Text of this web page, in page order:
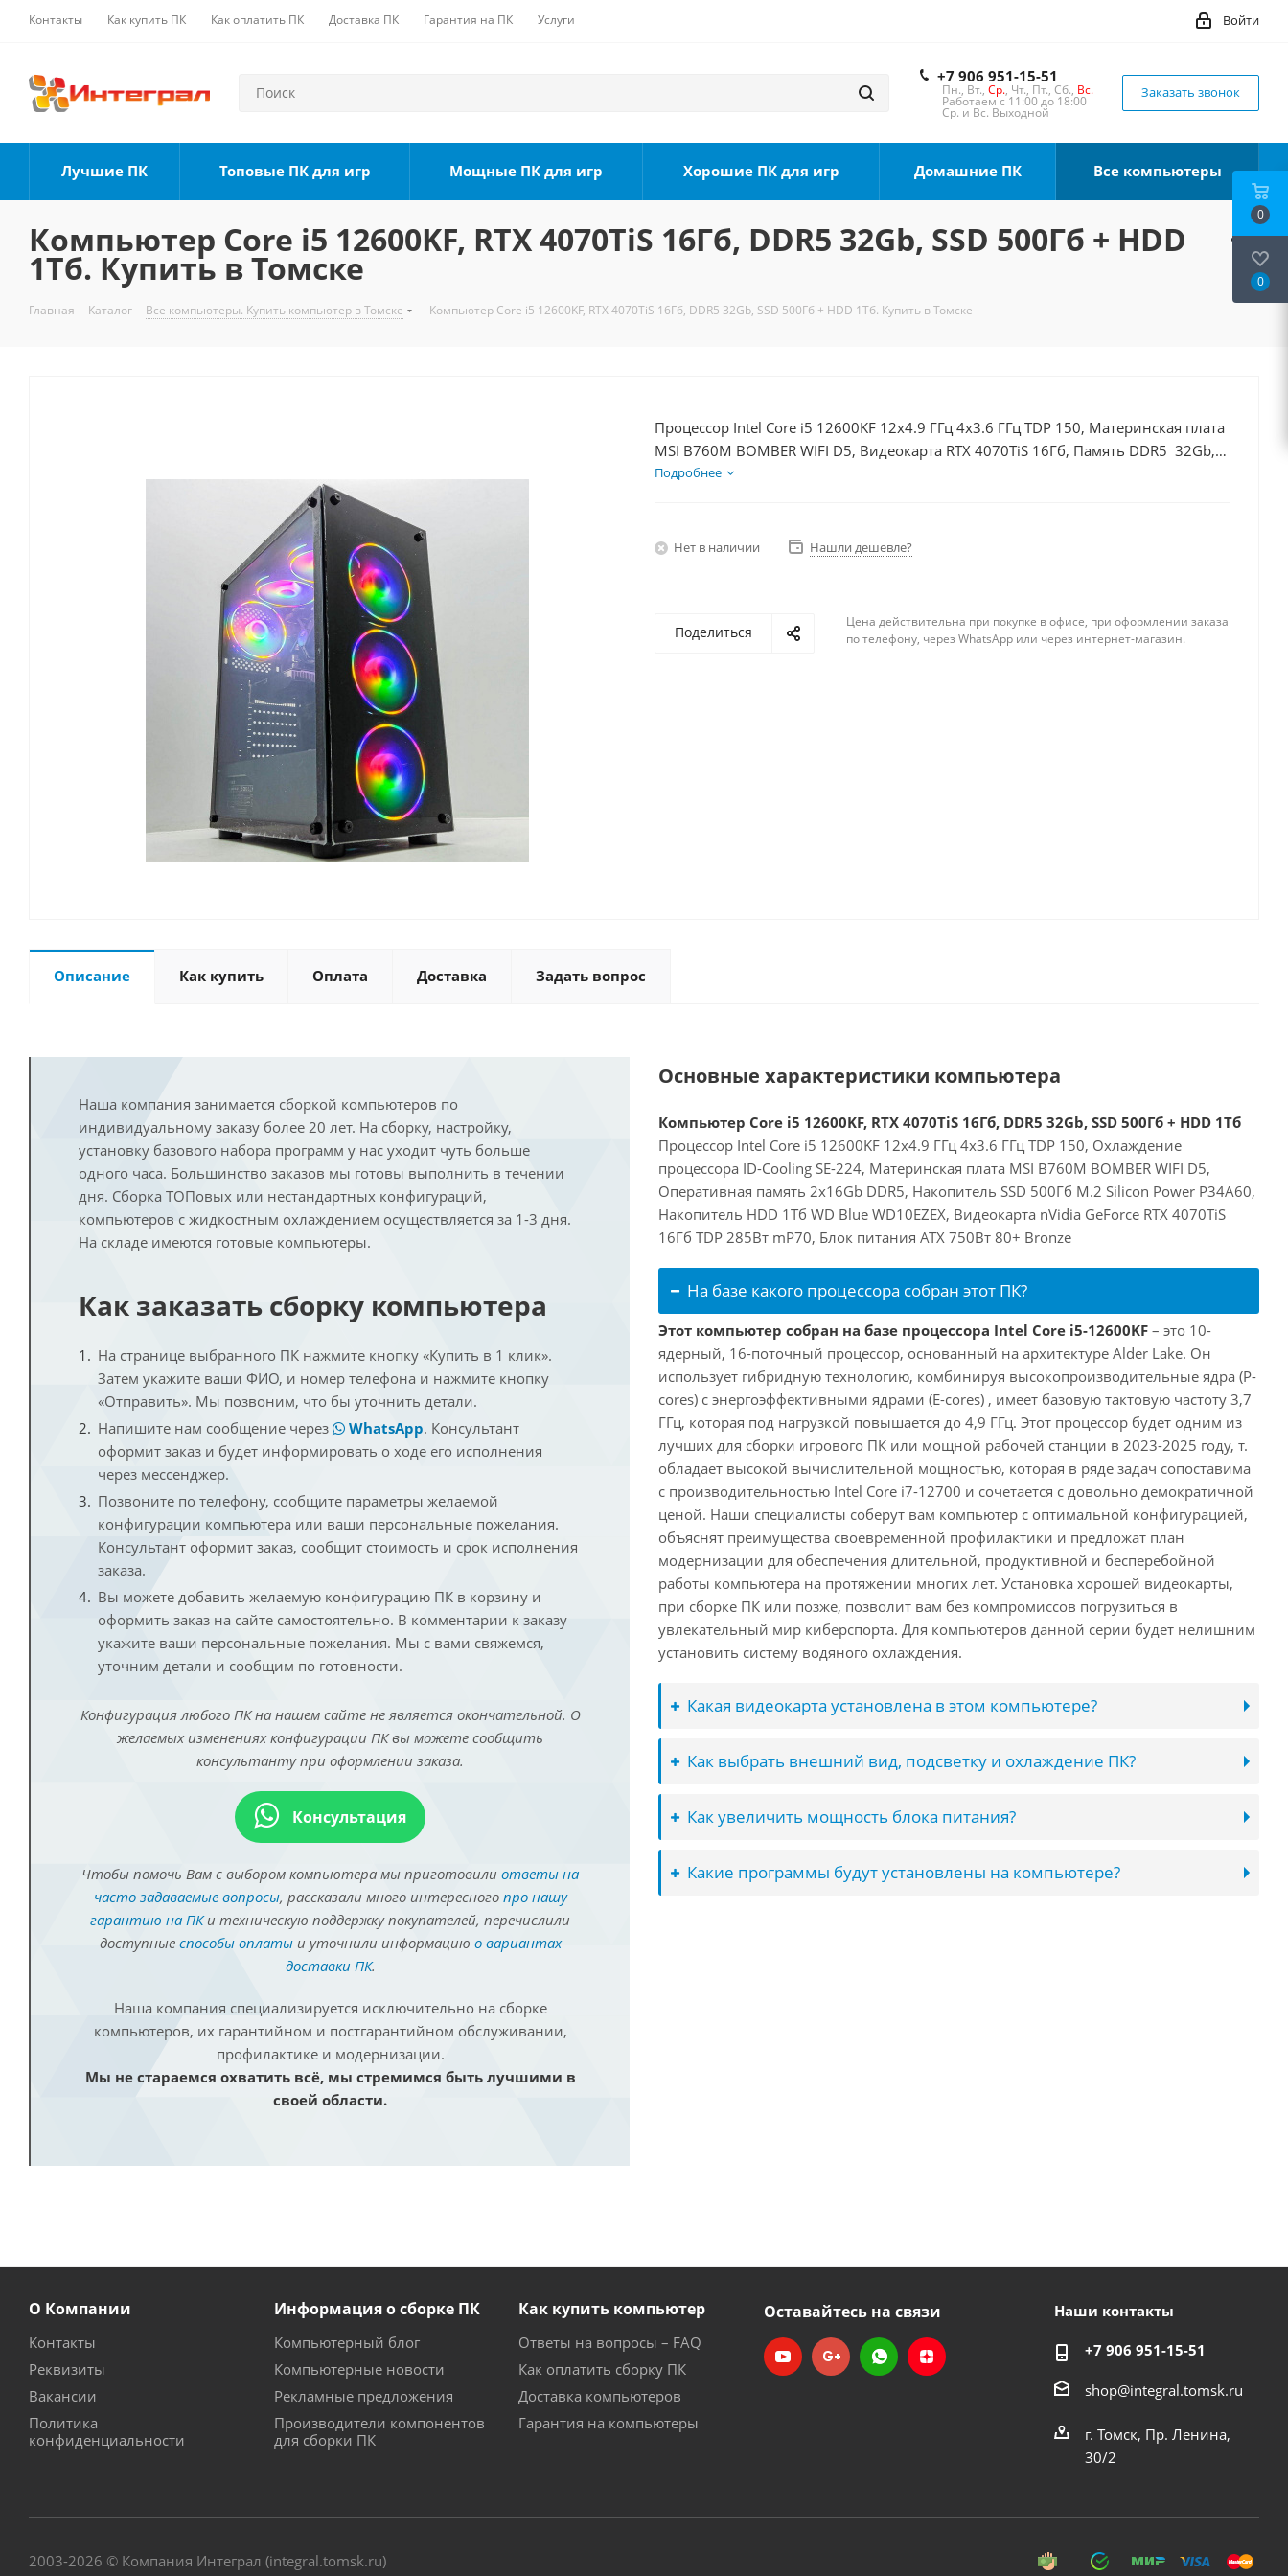
Контакты Как купить ПК Как оплатить ПК Доставка ПК Гарантия на ПК Услуги Войти
+7 906 951-15-51
Пн., Вт., Ср., Чт., Пт., Сб., Вс.
Работаем с 11:00 до 18:00
Ср. и Вс. Выходной
Заказать звонок
Лучшие ПК Топовые ПК для игр Мощные ПК для игр Хорошие ПК для игр Домашние ПК Все компьютеры
Компьютер Core i5 12600KF, RTX 4070TiS 16Гб, DDR5 32Gb, SSD 500Гб + HDD
1Тб. Купить в Томске
Главная - Каталог - Все компьютеры. Купить компьютер в Томске - Компьютер Core i5 12600KF, RTX 4070TiS 16Гб, DDR5 32Gb, SSD 500Гб + HDD 1Тб. Купить в Томске
Процессор Intel Core i5 12600KF 12x4.9 ГГц 4x3.6 ГГц TDP 150, Материнская плата
MSI B760M BOMBER WIFI D5, Видеокарта RTX 4070TiS 16Гб, Память DDR5 32Gb,
Диски SSD 500Гб + HDD 1Тб, БП 750Вт
Подробнее
Нет в наличии Нашли дешевле?
Поделиться
Цена действительна при покупке в офисе, при оформлении заказа
по телефону, через WhatsApp или через интернет-магазин.
Описание Как купить Оплата Доставка Задать вопрос
Наша компания занимается сборкой компьютеров по
индивидуальному заказу более 20 лет. На сборку, настройку,
установку базового набора программ у нас уходит чуть больше
одного часа. Большинство заказов мы готовы выполнить в течении
дня. Сборка ТОПовых или нестандартных конфигураций,
компьютеров с жидкостным охлаждением осуществляется за 1-3 дня.
На складе имеются готовые компьютеры.
Как заказать сборку компьютера
На странице выбранного ПК нажмите кнопку «Купить в 1 клик».
Затем укажите ваши ФИО, и номер телефона и нажмите кнопку
«Отправить». Мы позвоним, что бы уточнить детали.
Напишите нам сообщение через
WhatsApp. Консультант
оформит заказ и будет информировать о ходе его исполнения
через мессенджер.
Позвоните по телефону, сообщите параметры желаемой
конфигурации компьютера или ваши персональные пожелания.
Консультант оформит заказ, сообщит стоимость и срок исполнения
заказа.
Вы можете добавить желаемую конфигурацию ПК в корзину и
оформить заказ на сайте самостоятельно. В комментарии к заказу
укажите ваши персональные пожелания. Мы с вами свяжемся,
уточним детали и сообщим по готовности.
Конфигурация любого ПК на нашем сайте не является окончательной. О
желаемых изменениях конфигурации ПК вы можете сообщить
консультанту при оформлении заказа.
Консультация
Чтобы помочь Вам с выбором компьютера мы приготовили ответы на
часто задаваемые вопросы, рассказали много интересного про нашу
гарантию на ПКи техническую поддержку покупателей, перечислили
доступные способы оплатыи уточнили информацию о вариантах
доставки ПК.
Наша компания специализируется исключительно на сборке
компьютеров, их гарантийном и постгарантийном обслуживании,
профилактике и модернизации.
Мы не стараемся охватить всё, мы стремимся быть лучшими в
своей области.
Основные характеристики компьютера
Компьютер Core i5 12600KF, RTX 4070TiS 16Гб, DDR5 32Gb, SSD 500Гб + HDD 1Тб
Процессор Intel Core i5 12600KF 12x4.9 ГГц 4x3.6 ГГц TDP 150, Охлаждение
процессора ID-Cooling SE-224, Материнская плата MSI B760M BOMBER WIFI D5,
Оперативная память 2x16Gb DDR5, Накопитель SSD 500Гб M.2 Silicon Power P34A60,
Накопитель HDD 1Тб WD Blue WD10EZEX, Видеокарта nVidia GeForce RTX 4070TiS
16Гб TDP 285Вт mP70, Блок питания ATX 750Вт 80+ Bronze
На базе какого процессора собран этот ПК?
Этот компьютер собран на базе процессора Intel Core i5-12600KF – это 10-
ядерный, 16-поточный процессор, основанный на архитектуре Alder Lake. Он
использует гибридную технологию, комбинируя высокопроизводительные ядра (P-
cores) с энергоэффективными ядрами (E-cores) , имеет базовую тактовую частоту 3,7
ГГц, которая под нагрузкой повышается до 4,9 ГГц. Этот процессор будет одним из
лучших для сборки игрового ПК или мощной рабочей станции в 2023-2025 году, т.
обладает высокой вычислительной мощностью, которая в ряде задач сопоставима
с производительностью Intel Core i7-12700 и сочетается с довольно демократичной
ценой. Наши специалисты соберут вам компьютер с оптимальной конфигурацией,
объяснят преимущества своевременной профилактики и предложат план
модернизации для обеспечения длительной, продуктивной и бесперебойной
работы компьютера на протяжении многих лет. Установка хорошей видеокарты,
при сборке ПК или позже, позволит вам без компромиссов погрузиться в
увлекательный мир киберспорта. Для компьютеров данной серии будет нелишним
установить систему водяного охлаждения.
Какая видеокарта установлена в этом компьютере?
Как выбрать внешний вид, подсветку и охлаждение ПК?
Как увеличить мощность блока питания?
Какие программы будут установлены на компьютере?
О Компании
Контакты
Реквизиты
Вакансии
Политика
конфиденциальности
Информация о сборке ПК
Компьютерный блог
Компьютерные новости
Рекламные предложения
Производители компонентов
для сборки ПК
Как купить компьютер
Ответы на вопросы – FAQ
Как оплатить сборку ПК
Доставка компьютеров
Гарантия на компьютеры
Оставайтесь на связи Наши контакты
+7 906 951-15-51
shop@integral.tomsk.ru
г. Томск, Пр. Ленина,
30/2
2003-2026 © Компания Интеграл (integral.tomsk.ru)
0
0